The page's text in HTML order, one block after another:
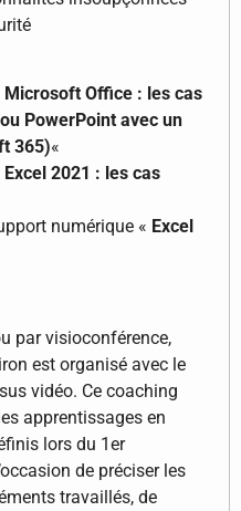
Microsoft Office : les cas
PowerPoint avec un
365)«
Excel 2021 : les cas
numérique « Excel
par visioconférence,
est organisé avec le
vidéo. Ce coaching
apprentissages en
lors du 1er
de préciser les
travaillés, de